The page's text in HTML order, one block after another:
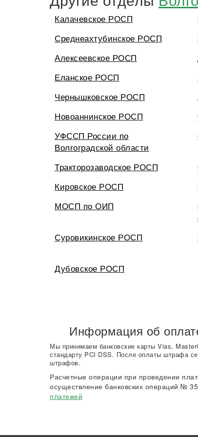
Калачевское РОСП
Среднеахтубинское РОСП
Алексеевское РОСП
Еланское РОСП
Чернышковское РОСП
Новоаннинское РОСП
УФССП России по
Волгоградской области
Тракторозаводское РОСП
Кировское РОСП
МОСП по ОИП
Суровикинское РОСП
Дубовское РОСП
Информация об
Мы принимаем банковские карты Vias,
стандарту PCI DSS. После оплаты штрафа
штрафов.
Расчетные операции при проведении
осуществление банковских операций №
платежей